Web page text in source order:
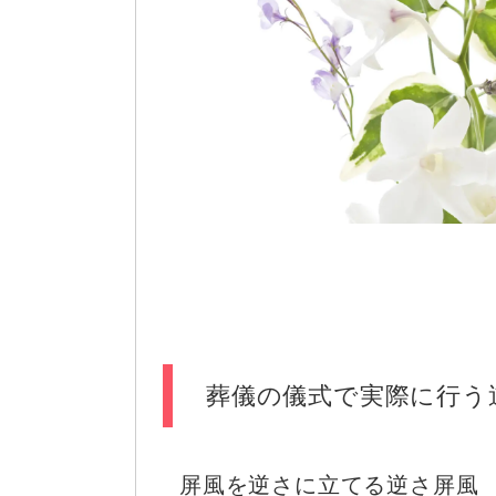
葬儀の儀式で実際に行う
屏風を逆さに立てる逆さ屏風